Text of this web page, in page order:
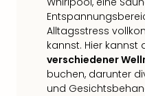
Alltagsstress
kannst. Hier kannst
verschiedener
buchen, darunter
und